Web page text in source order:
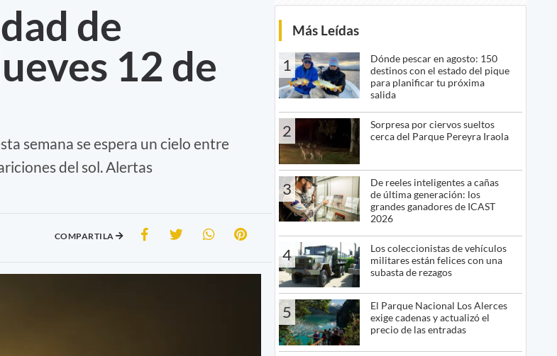
de
12 de
semana se espera un cielo entre
del sol. Alertas
COMPARTILA
Más Leídas
1
Dónde pescar en agosto: 150
destinos con el estado del pique
para planificar tu próxima
salida
2
Sorpresa por ciervos sueltos
cerca del Parque Pereyra Iraola
3
De reeles inteligentes a cañas
de última generación: los
grandes ganadores de ICAST
2026
4
Los coleccionistas de vehículos
militares están felices con una
subasta de rezagos
5
El Parque Nacional Los Alerces
exige cadenas y actualizó el
precio de las entradas